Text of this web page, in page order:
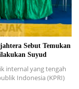
Sebut Temukan
Suyud
internal yang tengah
Indonesia (KPRI)